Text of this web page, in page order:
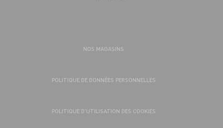
NOS MAGASINS
POLITIQUE DE DONNÉES PERSONNELLES
POLITIQUE D’UTILISATION DES COOKIES